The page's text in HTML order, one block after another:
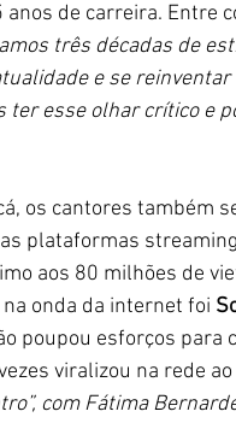
anos de carreira. Entre
três décadas de
e se
ter esse olhar crítico e
os cantores também
plataformas
aos 80 milhões de
onda da internet foi
poupou esforços
viralizou na rede
com Fátima